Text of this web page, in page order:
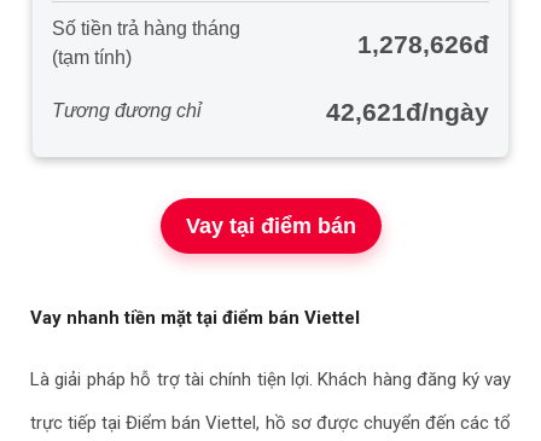
Số tiền trả hàng tháng
(tạm tính)
1,278,626đ
Tương đương chỉ 42,621đ/ngày
Vay tại điểm bán
Vay nhanh tiền mặt tại điểm bán Viettel
Là giải pháp hỗ trợ tài chính tiện lợi. Khách hàng đăng ký vay
trực tiếp tại Điểm bán Viettel, hồ sơ được chuyển đến các tổ